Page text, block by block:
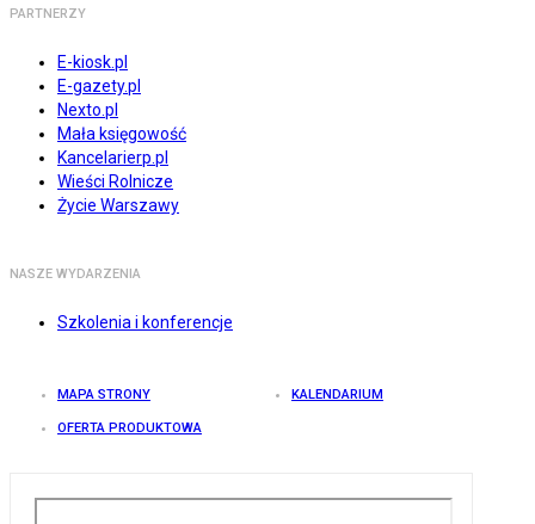
PARTNERZY
E-kiosk.pl
E-gazety.pl
Nexto.pl
Mała księgowość
Kancelarierp.pl
Wieści Rolnicze
Życie Warszawy
NASZE WYDARZENIA
Szkolenia i konferencje
MAPA STRONY KALENDARIUM
OFERTA PRODUKTOWA